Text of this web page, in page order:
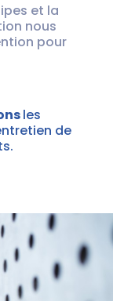
et la
nous
pour
les
de